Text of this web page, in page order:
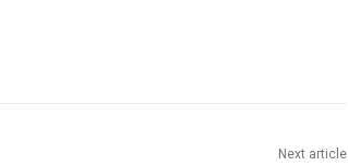
Next article